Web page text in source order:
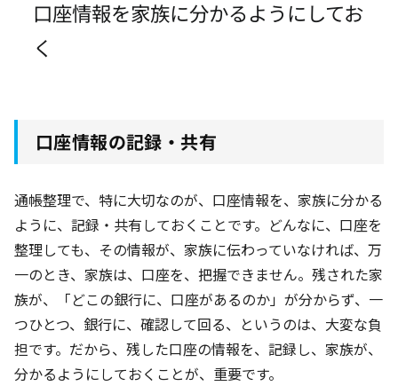
口座情報を家族に分かるようにしてお
く
口座情報の記録・共有
通帳整理で、特に大切なのが、口座情報を、家族に分かる
ように、記録・共有しておくことです。どんなに、口座を
整理しても、その情報が、家族に伝わっていなければ、万
一のとき、家族は、口座を、把握できません。残された家
族が、「どこの銀行に、口座があるのか」が分からず、一
つひとつ、銀行に、確認して回る、というのは、大変な負
担です。だから、残した口座の情報を、記録し、家族が、
分かるようにしておくことが、重要です。